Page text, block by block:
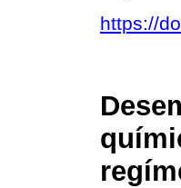
https://